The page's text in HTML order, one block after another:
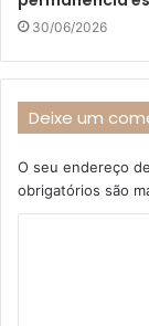
30/06/2026
Deixe um
O seu endereço
obrigatórios são